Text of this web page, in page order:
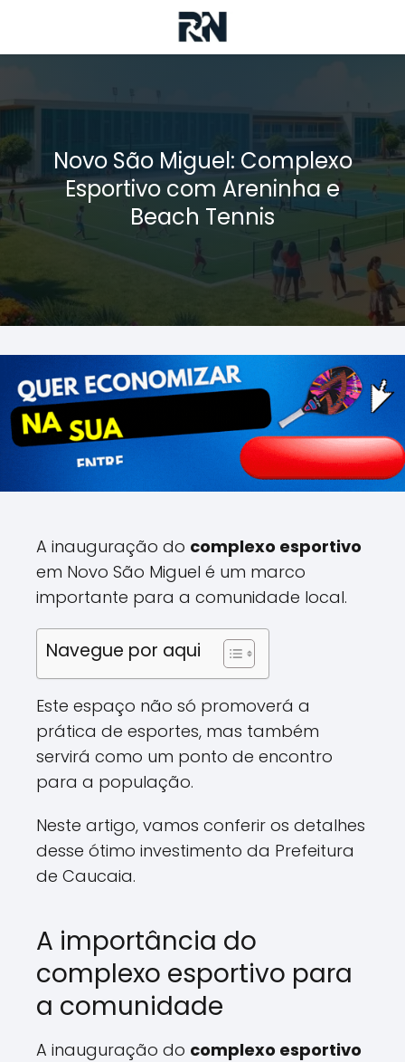
Novo São Miguel: Complexo
Esportivo com Areninha e
Beach Tennis
A inauguração do complexo esportivo
em Novo São Miguel é um marco
importante para a comunidade local.
Navegue por aqui
Este espaço não só promoverá a
prática de esportes, mas também
servirá como um ponto de encontro
para a população.
Neste artigo, vamos conferir os detalhes
desse ótimo investimento da Prefeitura
de Caucaia.
A importância do
complexo esportivo para
a comunidade
A inauguração do complexo esportivo